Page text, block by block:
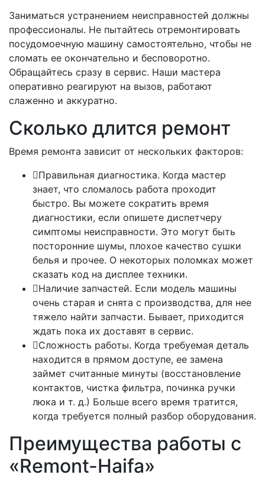
Заниматься устранением неисправностей должны
профессионалы. Не пытайтесь отремонтировать
посудомоечную машину самостоятельно, чтобы не
сломать ее окончательно и бесповоротно.
Обращайтесь сразу в сервис. Наши мастера
оперативно реагируют на вызов, работают
слаженно и аккуратно.
Сколько длится ремонт
Время ремонта зависит от нескольких факторов:
Правильная диагностика. Когда мастер
знает, что сломалось работа проходит
быстро. Вы можете сократить время
диагностики, если опишете диспетчеру
симптомы неисправности. Это могут быть
посторонние шумы, плохое качество сушки
белья и прочее. О некоторых поломках может
сказать код на дисплее техники.
Наличие запчастей. Если модель машины
очень старая и снята с производства, для нее
тяжело найти запчасти. Бывает, приходится
ждать пока их доставят в сервис.
Сложность работы. Когда требуемая деталь
находится в прямом доступе, ее замена
займет считанные минуты (восстановление
контактов, чистка фильтра, починка ручки
люка и т. д.) Больше всего время тратится,
когда требуется полный разбор оборудования.
Преимущества работы с
«Remont-Haifa»